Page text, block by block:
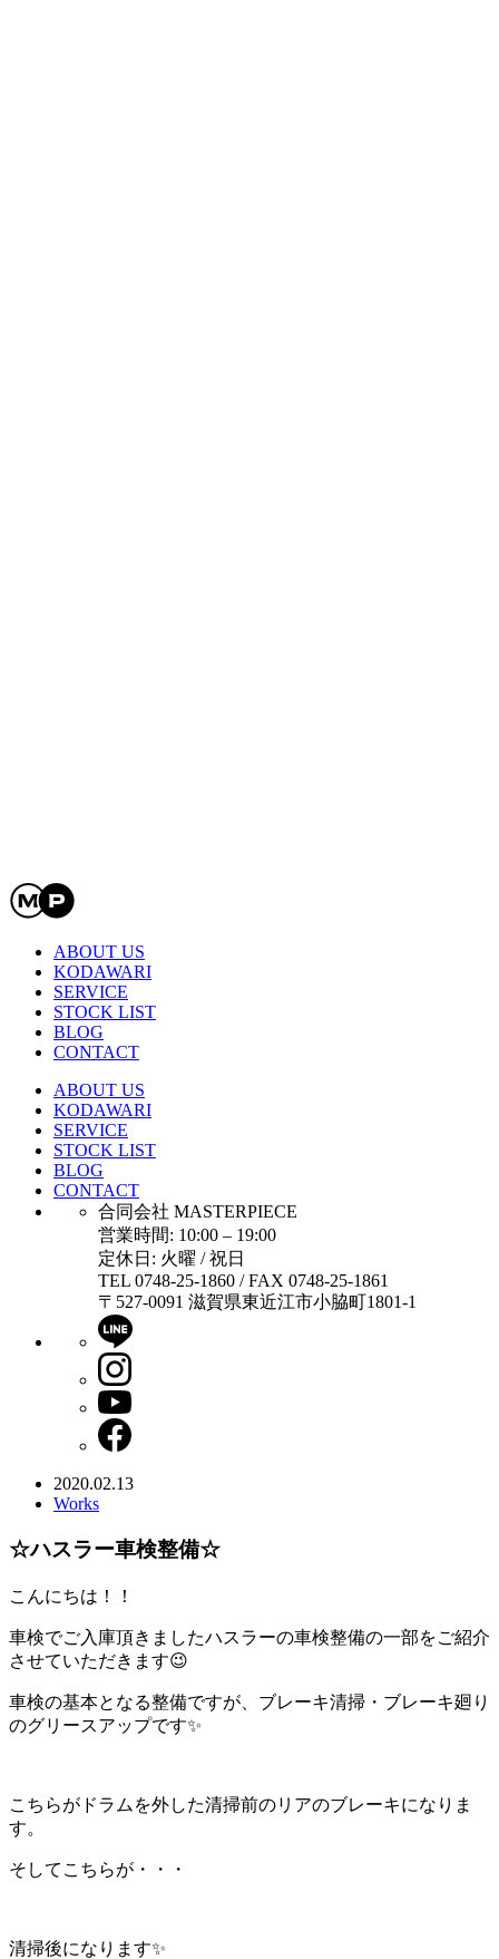
ABOUT US
KODAWARI
SERVICE
STOCK LIST
BLOG
CONTACT
ABOUT US
KODAWARI
SERVICE
STOCK LIST
BLOG
CONTACT
合同会社 MASTERPIECE
営業時間: 10:00 – 19:00
定休日: 火曜 / 祝日
TEL 0748-25-1860 / FAX 0748-25-1861
〒527-0091 滋賀県東近江市小脇町1801-1
2020.02.13
Works
☆ハスラー車検整備☆
こんにちは！！
車検でご入庫頂きましたハスラーの車検整備の一部をご紹介
させていただきます😉
車検の基本となる整備ですが、ブレーキ清掃・ブレーキ廻り
のグリースアップです✨
こちらがドラムを外した清掃前のリアのブレーキになりま
す。
そしてこちらが・・・
清掃後になります✨